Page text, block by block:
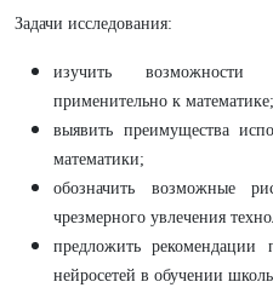
Задачи исследования:
изучить возможности
применительно к математике;
выявить преимущества
математики;
обозначить возможные
чрезмерного увлечения
предложить рекомендации
нейросетей в обучении